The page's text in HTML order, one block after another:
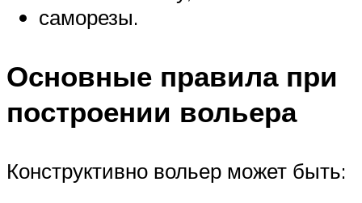
саморезы.
Основные правила при
построении вольера
Конструктивно вольер может быть: